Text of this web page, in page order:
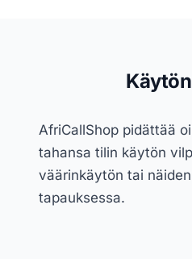
AfriCallShop pidättää
tahansa tilin käytön
väärinkäytön tai
tapauksessa.